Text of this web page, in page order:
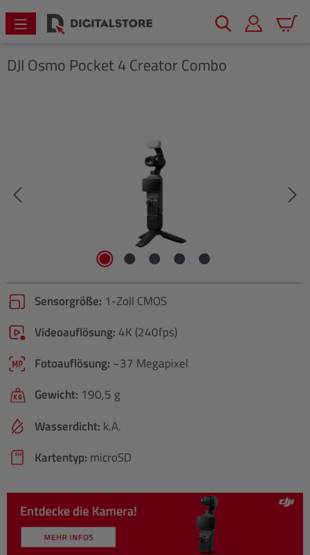
springen
DJI Osmo Pocket 4 Creator Combo
Sensorgröße: 1-Zoll CMOS
Videoauflösung: 4K (240fps)
Fotoauflösung: ~37 Megapixel
Gewicht: 190,5 g
Wasserdicht: k.A.
Kartentyp: microSD